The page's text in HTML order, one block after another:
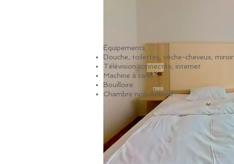
Équipements
Douche, toilettes, sèche-cheveux, miroir
Télévision connectée, internet
Machine à café
Bouilloire
Chambre non-fumeur